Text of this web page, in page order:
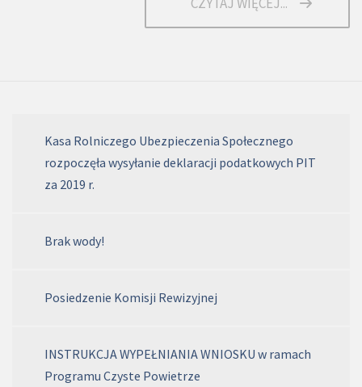
Kasa Rolniczego Ubezpieczenia Społecznego
rozpoczęła wysyłanie deklaracji podatkowych PIT
za 2019 r.
Brak wody!
Posiedzenie Komisji Rewizyjnej
INSTRUKCJA WYPEŁNIANIA WNIOSKU w ramach
Programu Czyste Powietrze